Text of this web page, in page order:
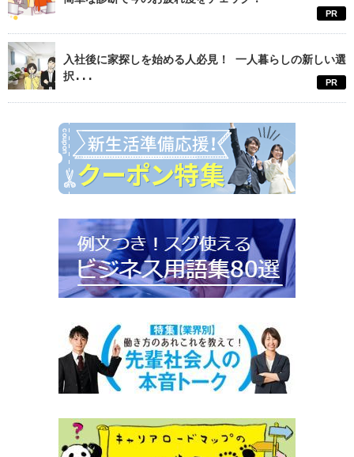
PR
入社後に家探しを始める人必見！ 一人暮らしの新しい選
択...
PR